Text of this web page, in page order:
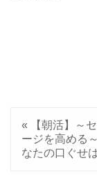
«
【朝活】～
ージを高める
なたの口ぐせ